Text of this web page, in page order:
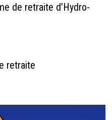
de retraite d’Hydro-
retraite